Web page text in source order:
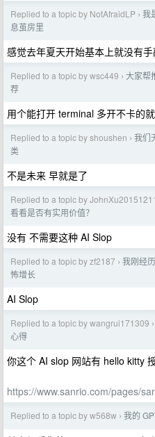
Replied to a topic by NotAfraidLP › 我
息茧房里
感觉去年夏天开始基本上就没有
Replied to a topic by wsc449 › 大家帮
荐
用个能打开 terminal 多开不卡的
Replied to a topic by shoushen › 我们
类
不是未来 早就是了
Replied to a topic by JohnXu20151211
看看是否有实用价值？
没有 不需要这种 AI Slop
Replied to a topic by zf2187 › 我刚经
怖增长
AI Slop
Replied to a topic by wangrui171309 ›
心得
你这个 AI slop 网站有 hello kitty
https://www.sanrio.com/pages/
Replied to a topic by w568w › 我的